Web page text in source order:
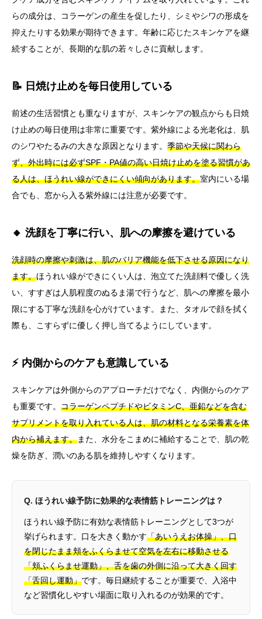
らの成分は、コラーゲンの産生を促したり、シミやシワの形成を
抑えたりする効果が期待できます。年齢に応じたスキンケアを継
続することが、長期的な肌の若々しさに貢献します。
📝 日焼け止めを毎日使用している
前述の生活習慣とも重なりますが、スキンケアの観点からも日焼
け止めの毎日使用は非常に重要です。紫外線による光老化は、肌
のシワやたるみの大きな原因となります。 季節や天候に関わら
ず、外出時には必ずSPF・PA値の高い日焼け止めを塗る習慣があ
る人は、ほうれい線ができにくい傾向があります。室内にいる場
合でも、窓から入る紫外線には注意が必要です。
🔸 洗顔を丁寧に行い、肌への摩擦を避けている
洗顔時の摩擦や刺激は、肌のバリア機能を低下させる原因になり
ます。ほうれい線ができにくい人は、泡立てた洗顔料で優しく洗
い、すすぎは人肌程度のぬるま湯で行うなど、肌への摩擦を最小
限にする丁寧な洗顔を心がけています。また、タオルで顔を拭く
際も、こすらずに優しく押し当てるようにしています。
⚡ 内側からのケアも意識している
スキンケアは外側からのアプローチだけでなく、内側からのケア
も重要です。 コラーゲンペプチドやビタミンC、亜鉛などを含む
サプリメントを取り入れている人は、肌の材料となる栄養素を体
内から補えます。また、水分をこまめに補給することで、肌の乾
燥を防ぎ、潤いのある肌を維持しやすくなります。
Q. ほうれい線予防に効果的な表情筋トレーニングは？
ほうれい線予防に有効な表情筋トレーニングとして3つが
挙げられます。口を大きく動かす「あいうえお体操」、口
を閉じたまま頬をふくらませて空気を左右に移動させる
「頬ふくらませ運動」、舌を歯の外側に沿って大きく回す
「舌回し運動」です。毎日継続することが重要で、入浴中
など習慣化しやすい場面に取り入れるのが効果的です。